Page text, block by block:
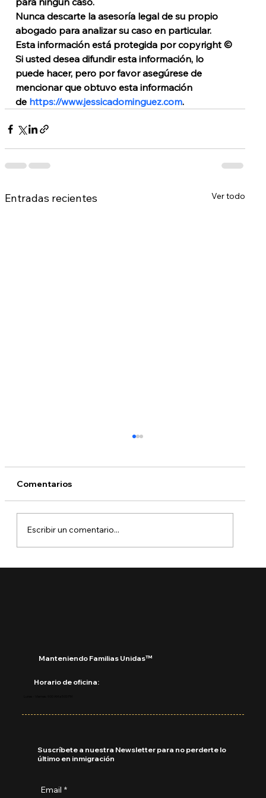
Nunca descarte la asesoría legal de su propio
abogado para analizar su caso en particular.
Esta información está protegida por copyright ©
Si usted desea difundir esta información, lo
puede hacer, pero por favor asegúrese de
mencionar que obtuvo esta información
de https://www.jessicadominguez.com.
Entradas recientes Ver todo
Comentarios
Escribir un comentario...
Manteniendo Familias Unidas™
Horario de oficina:
Email *
Suscríbete a nuestra Newsletter para no perderte lo
último en inmigración